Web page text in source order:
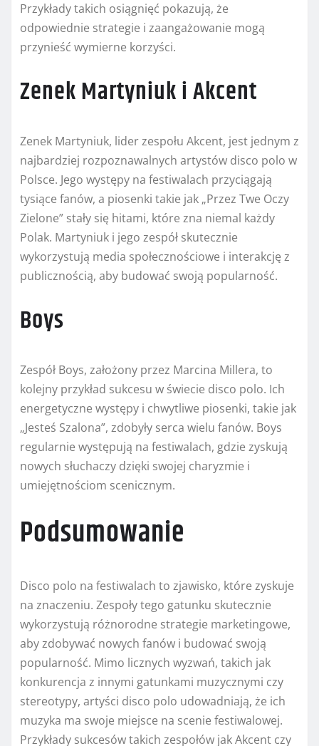
Przykłady takich osiągnięć pokazują, że
odpowiednie strategie i zaangażowanie mogą
przynieść wymierne korzyści.
Zenek Martyniuk i Akcent
Zenek Martyniuk, lider zespołu Akcent, jest jednym z
najbardziej rozpoznawalnych artystów disco polo w
Polsce. Jego występy na festiwalach przyciągają
tysiące fanów, a piosenki takie jak „Przez Twe Oczy
Zielone” stały się hitami, które zna niemal każdy
Polak. Martyniuk i jego zespół skutecznie
wykorzystują media społecznościowe i interakcję z
publicznością, aby budować swoją popularność.
Boys
Zespół Boys, założony przez Marcina Millera, to
kolejny przykład sukcesu w świecie disco polo. Ich
energetyczne występy i chwytliwe piosenki, takie jak
„Jesteś Szalona”, zdobyły serca wielu fanów. Boys
regularnie występują na festiwalach, gdzie zyskują
nowych słuchaczy dzięki swojej charyzmie i
umiejętnościom scenicznym.
Podsumowanie
Disco polo na festiwalach to zjawisko, które zyskuje
na znaczeniu. Zespoły tego gatunku skutecznie
wykorzystują różnorodne strategie marketingowe,
aby zdobywać nowych fanów i budować swoją
popularność. Mimo licznych wyzwań, takich jak
konkurencja z innymi gatunkami muzycznymi czy
stereotypy, artyści disco polo udowadniają, że ich
muzyka ma swoje miejsce na scenie festiwalowej.
Przykłady sukcesów takich zespołów jak Akcent czy